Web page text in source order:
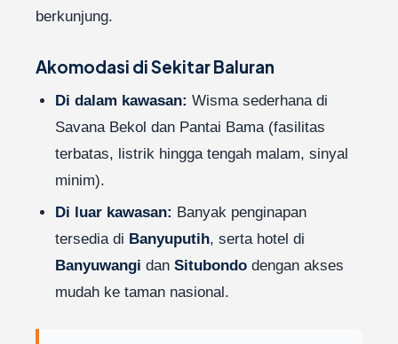
berkunjung.
Akomodasi di Sekitar Baluran
Di dalam kawasan: Wisma sederhana di
Savana Bekol dan Pantai Bama (fasilitas
terbatas, listrik hingga tengah malam, sinyal
minim).
Di luar kawasan: Banyak penginapan
tersedia di Banyuputih, serta hotel di
Banyuwangi danSitubondo dengan akses
mudah ke taman nasional.